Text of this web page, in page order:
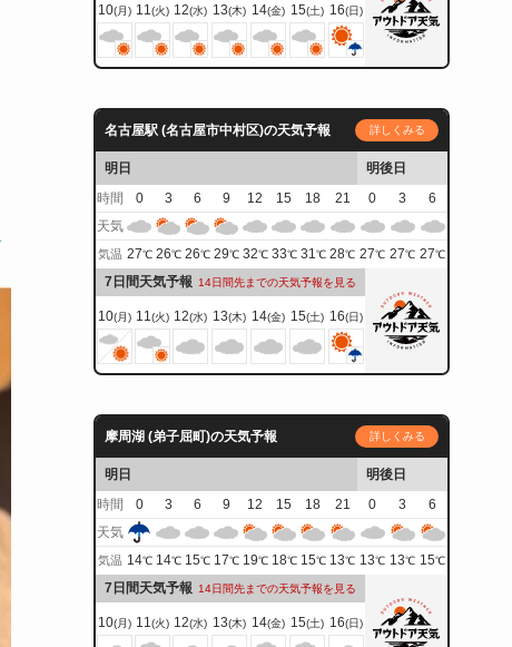
10(月) 11(火) 12(水) 13(木) 14(金) 15(土) 16(日)
名古屋駅 (名古屋市中村区)の天気予報 詳しくみる
明日
明後日
時間
0 3 6 9 12 15 18 21 0 3
6
天気
気温 27℃ 26℃ 26℃ 29℃ 32℃ 33℃ 31℃ 28℃ 27℃ 27℃ 27℃
7日間天気予報 14日間先までの天気予報を見る
10(月) 11(火) 12(水) 13(木) 14(金) 15(土) 16(日)
摩周湖 (弟子屈町)の天気予報 詳しくみる
明日
明後日
時間
0 3 6 9 12 15 18 21 0 3
6
天気
気温 14℃ 14℃ 15℃ 17℃ 19℃ 18℃ 15℃ 13℃ 13℃ 13℃ 15℃
7日間天気予報 14日間先までの天気予報を見る
10(月) 11(火) 12(水) 13(木) 14(金) 15(土) 16(日)